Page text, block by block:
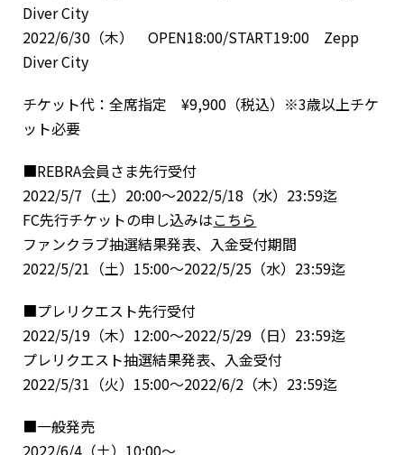
Diver City
2022/6/30（木） OPEN18:00/START19:00 Zepp
Diver City
チケット代：全席指定 ¥9,900（税込）※3歳以上チケ
ット必要
■REBRA会員さま先行受付
2022/5/7（土）20:00〜2022/5/18（水）23:59迄
FC先行チケットの申し込みはこちら
ファンクラブ抽選結果発表、入金受付期間
2022/5/21（土）15:00〜2022/5/25（水）23:59迄
■プレリクエスト先行受付
2022/5/19（木）12:00〜2022/5/29（日）23:59迄
プレリクエスト抽選結果発表、入金受付
2022/5/31（火）15:00〜2022/6/2（木）23:59迄
■一般発売
2022/6/4（土）10:00〜